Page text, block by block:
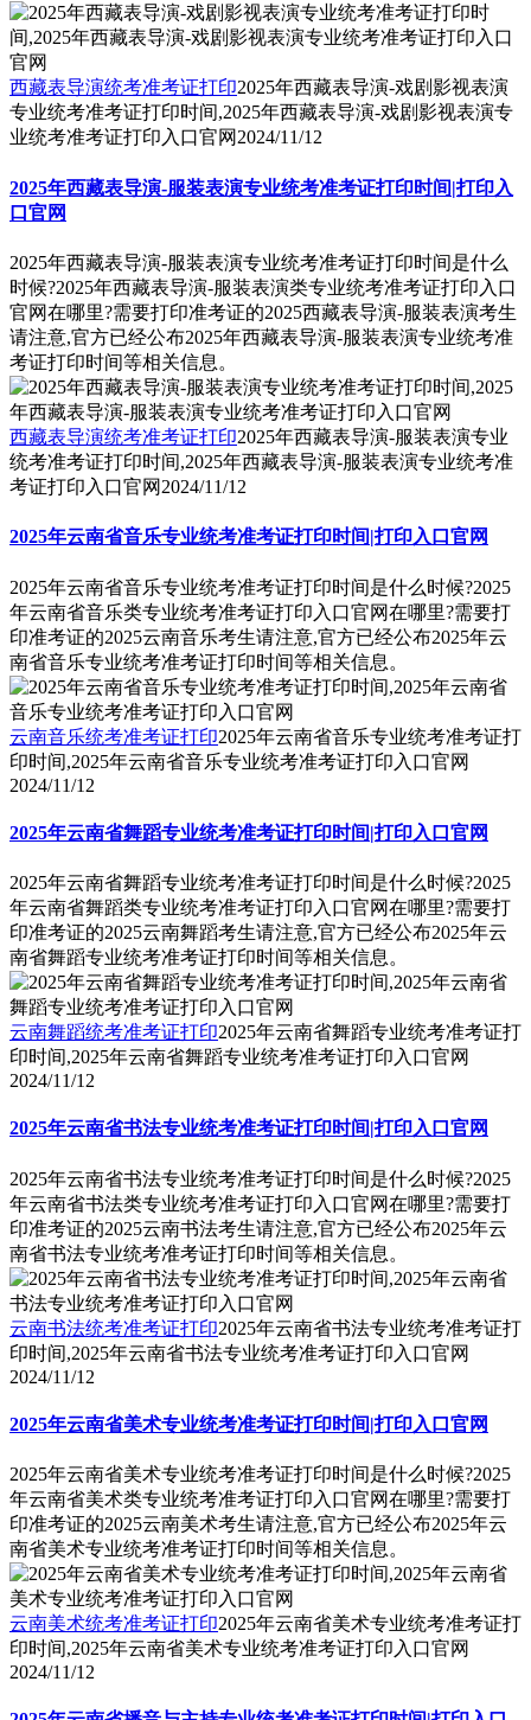
西藏表导演统考准考证打印2025年西藏表导演-戏剧影视表演
专业统考准考证打印时间,2025年西藏表导演-戏剧影视表演专
业统考准考证打印入口官网2024/11/12
2025年西藏表导演-服装表演专业统考准考证打印时间|打印入
口官网
2025年西藏表导演-服装表演专业统考准考证打印时间是什么
时候?2025年西藏表导演-服装表演类专业统考准考证打印入口
官网在哪里?需要打印准考证的2025西藏表导演-服装表演考生
请注意,官方已经公布2025年西藏表导演-服装表演专业统考准
考证打印时间等相关信息。
西藏表导演统考准考证打印2025年西藏表导演-服装表演专业
统考准考证打印时间,2025年西藏表导演-服装表演专业统考准
考证打印入口官网 2024/11/12
2025年云南省音乐专业统考准考证打印时间|打印入口官网
2025年云南省音乐专业统考准考证打印时间是什么时候?2025
年云南省音乐类专业统考准考证打印入口官网在哪里?需要打
印准考证的2025云南音乐考生请注意,官方已经公布2025年云
南省音乐专业统考准考证打印时间等相关信息。
云南音乐统考准考证打印2025年云南省音乐专业统考准考证打
印时间,2025年云南省音乐专业统考准考证打印入口官网
2024/11/12
2025年云南省舞蹈专业统考准考证打印时间|打印入口官网
2025年云南省舞蹈专业统考准考证打印时间是什么时候?2025
年云南省舞蹈类专业统考准考证打印入口官网在哪里?需要打
印准考证的2025云南舞蹈考生请注意,官方已经公布2025年云
南省舞蹈专业统考准考证打印时间等相关信息。
云南舞蹈统考准考证打印2025年云南省舞蹈专业统考准考证打
印时间,2025年云南省舞蹈专业统考准考证打印入口官网
2024/11/12
2025年云南省书法专业统考准考证打印时间|打印入口官网
2025年云南省书法专业统考准考证打印时间是什么时候?2025
年云南省书法类专业统考准考证打印入口官网在哪里?需要打
印准考证的2025云南书法考生请注意,官方已经公布2025年云
南省书法专业统考准考证打印时间等相关信息。
云南书法统考准考证打印2025年云南省书法专业统考准考证打
印时间,2025年云南省书法专业统考准考证打印入口官网
2024/11/12
2025年云南省美术专业统考准考证打印时间|打印入口官网
2025年云南省美术专业统考准考证打印时间是什么时候?2025
年云南省美术类专业统考准考证打印入口官网在哪里?需要打
印准考证的2025云南美术考生请注意,官方已经公布2025年云
南省美术专业统考准考证打印时间等相关信息。
云南美术统考准考证打印2025年云南省美术专业统考准考证打
印时间,2025年云南省美术专业统考准考证打印入口官网
2024/11/12